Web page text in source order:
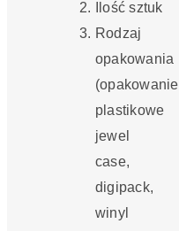
Ilość sztuk
Rodzaj
opakowania
(opakowanie
plastikowe
jewel
case,
digipack,
winyl